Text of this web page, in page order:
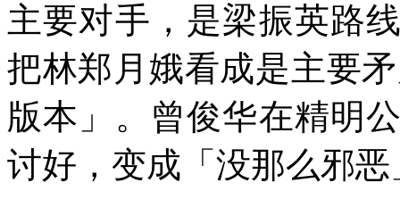
主要对手，是梁振英路
把林郑月娥看成是主要
版本」。曾俊华在精明
讨好，变成「没那么邪